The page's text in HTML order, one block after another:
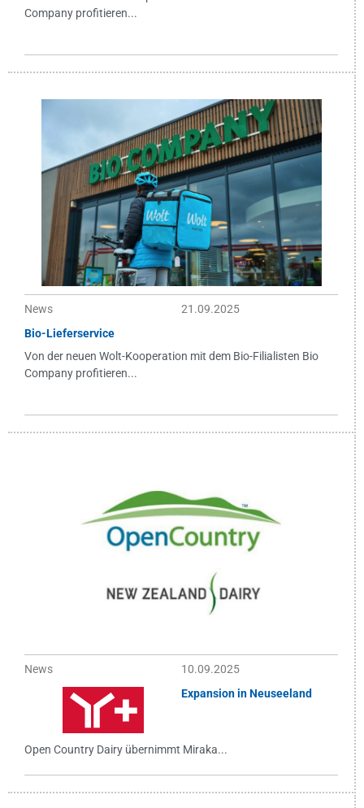
Company profitieren...
News
21.09.2025
Bio-Lieferservice
Von der neuen Wolt-Kooperation mit dem Bio-Filialisten Bio
Company profitieren...
News
10.09.2025
Expansion in Neuseeland
Open Country Dairy übernimmt Miraka...